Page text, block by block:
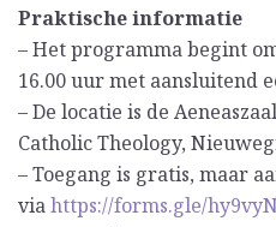
Praktische informatie
– Het programma begint
16.00 uur met aansluitend
– De locatie is de
Catholic Theology,
– Toegang is gratis, maar
viahttps://forms.gle/